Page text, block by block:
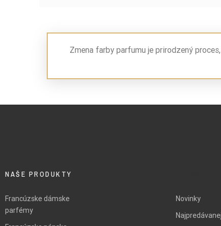
Zmena farby parfumu je prirodzený
NAŠE PRODUKTY
Francúzske dámske
parfémy
Novinky